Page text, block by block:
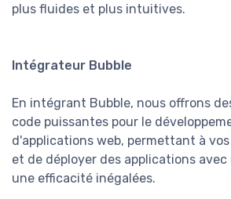
plus fluides et plus intuitives.
Intégrateur Bubble
En intégrant Bubble, nous offrons
code puissantes pour le
d'applications web, permettant à
et de déployer des applications
une efficacité inégalées.